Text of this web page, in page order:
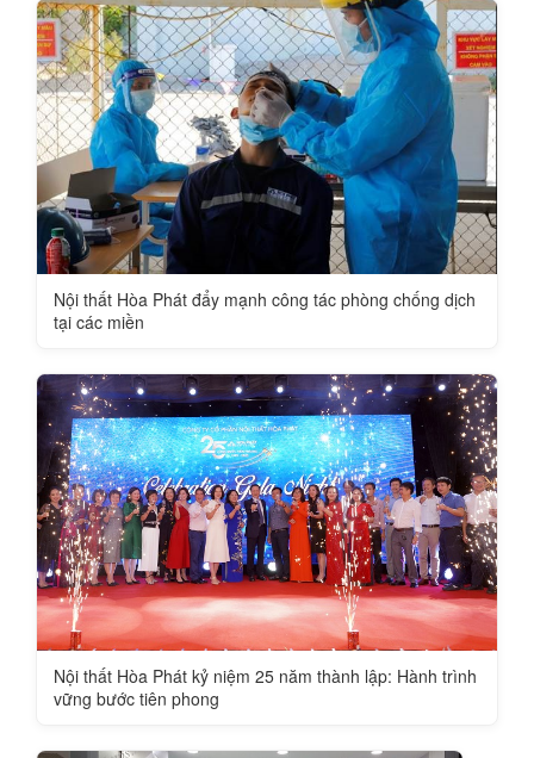
Nội thất Hòa Phát đẩy mạnh công tác phòng chống dịch
tại các miền
Nội thất Hòa Phát kỷ niệm 25 năm thành lập: Hành trình
vững bước tiên phong